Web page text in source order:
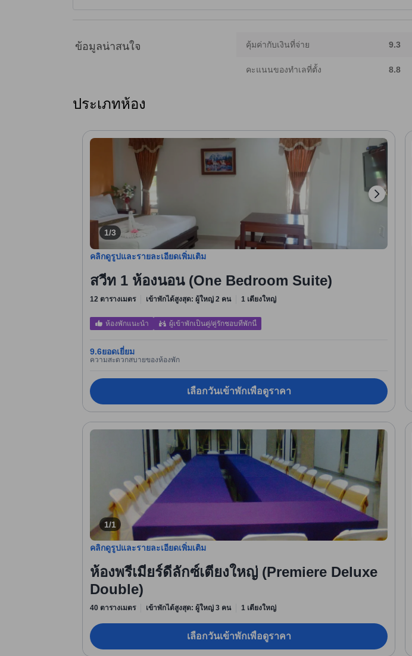
ข้อมูลน่าสนใจ คุ้มค่ากับเงินที่จ่าย 9.3
คะแนนของทำเลที่ตั้ง 8.8
ประเภทห้อง
1/3
คลิกดูรูปและรายละเอียดเพิ่มเติม
สวีท 1 ห้องนอน (One Bedroom Suite)
12 ตารางเมตร เข้าพักได้สูงสุด: ผู้ใหญ่ 2 คน 1 เตียงใหญ่
ห้องพักแนะนำ ผู้เข้าพักเป็นคู่/คู่รักชอบที่พักนี้
9.6ยอดเยี่ยม
ความสะดวกสบายของห้องพัก
เลือกวันเข้าพักเพื่อดูราคา
1/1
คลิกดูรูปและรายละเอียดเพิ่มเติม
ห้องพรีเมียร์ดีลักซ์เตียงใหญ่ (Premiere Deluxe
Double)
40 ตารางเมตร เข้าพักได้สูงสุด: ผู้ใหญ่ 3 คน 1 เตียงใหญ่
เลือกวันเข้าพักเพื่อดูราคา